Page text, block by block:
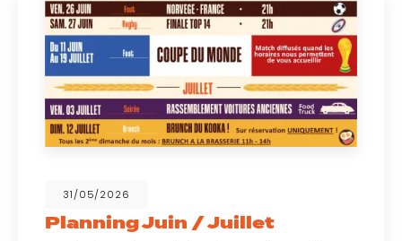
31/05/2026
Planning Juin / Juillet